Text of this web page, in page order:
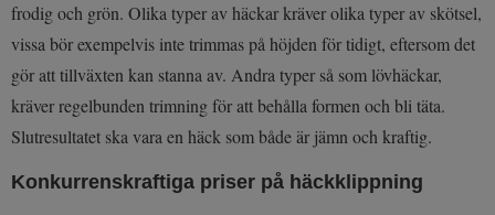
frodig och grön. Olika typer av häckar kräver olika typer av skötsel,
vissa bör exempelvis inte trimmas på höjden för tidigt, eftersom det
gör att tillväxten kan stanna av. Andra typer så som lövhäckar,
kräver regelbunden trimning för att behålla formen och bli täta.
Slutresultatet ska vara en häck som både är jämn och kraftig.
Konkurrenskraftiga priser på häckklippning